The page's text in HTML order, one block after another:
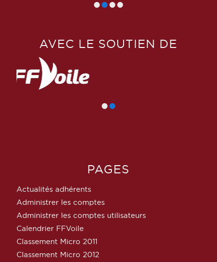
AVEC LE SOUTIEN DE
PAGES
Actualités adhérents
Administrer les comptes
Administrer les comptes utilisateurs
Calendrier FFVoile
Classement Micro 2011
Classement Micro 2012